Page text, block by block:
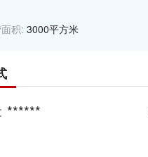
积: 3000平方米
******